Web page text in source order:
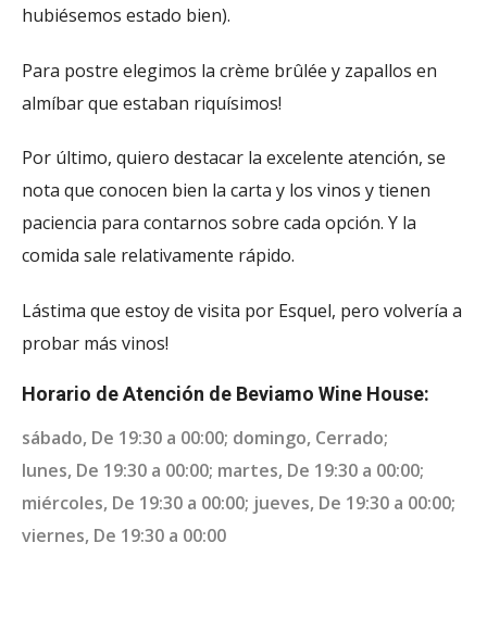
hubiésemos estado bien).
Para postre elegimos la crème brûlée y zapallos en
almíbar que estaban riquísimos!
Por último, quiero destacar la excelente atención, se
nota que conocen bien la carta y los vinos y tienen
paciencia para contarnos sobre cada opción. Y la
comida sale relativamente rápido.
Lástima que estoy de visita por Esquel, pero volvería a
probar más vinos!
Horario de Atención de Beviamo Wine House:
sábado, De 19:30 a 00:00; domingo, Cerrado;
lunes, De 19:30 a 00:00; martes, De 19:30 a 00:00;
miércoles, De 19:30 a 00:00; jueves, De 19:30 a 00:00;
viernes, De 19:30 a 00:00